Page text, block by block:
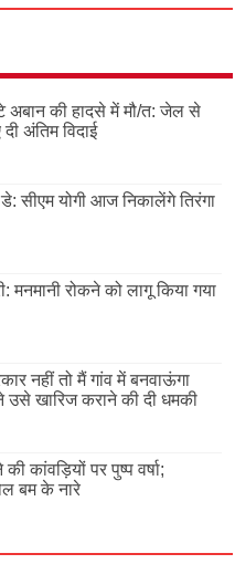
अबान की हादसे में मौ/त: जेल से
अंतिम विदाई
सीएम योगी आज निकालेंगे तिरंगा
मनमानी रोकने को लागू किया गया
नहीं तो मैं गांव में बनवाऊंगा
उसे खारिज कराने की दी धमकी
कांवड़ियों पर पुष्प वर्षा;
बम के नारे